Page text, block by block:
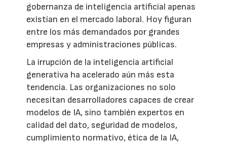
gobernanza de inteligencia artificial apenas
existían en el mercado laboral. Hoy figuran
entre los más demandados por grandes
empresas y administraciones públicas.
La irrupción de la inteligencia artificial
generativa ha acelerado aún más esta
tendencia. Las organizaciones no solo
necesitan desarrolladores capaces de crear
modelos de IA, sino también expertos en
calidad del dato, seguridad de modelos,
cumplimiento normativo, ética de la IA,